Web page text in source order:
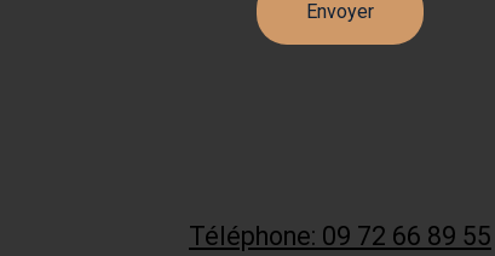
Téléphone: 09 72 66 89 55